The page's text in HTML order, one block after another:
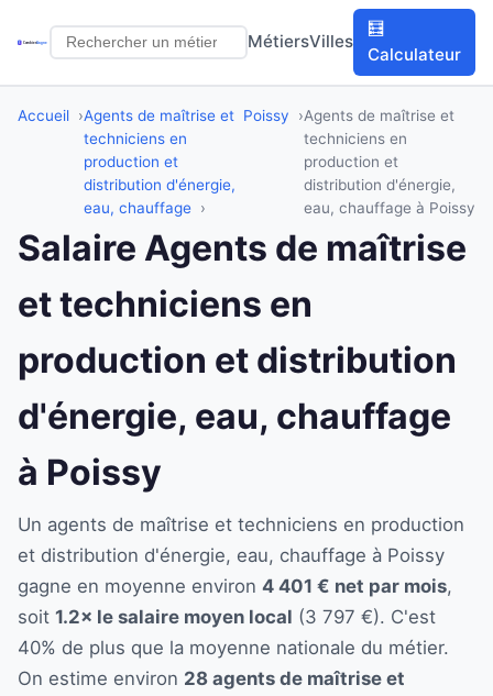
MétiersVilles
🧮
Calculateur
Accueil
Agents de maîtrise et
techniciens en
production et
distribution d'énergie,
eau, chauffage
Poissy
Agents de maîtrise et
techniciens en
production et
distribution d'énergie,
eau, chauffage à Poissy
Salaire Agents de maîtrise
et techniciens en
production et distribution
d'énergie, eau, chauffage
à Poissy
Un agents de maîtrise et techniciens en production
et distribution d'énergie, eau, chauffage à Poissy
gagne en moyenne environ 4 401 € net par mois,
soit 1.2× le salaire moyen local (3 797 €). C'est
40% de plus que la moyenne nationale du métier.
On estime environ 28 agents de maîtrise et